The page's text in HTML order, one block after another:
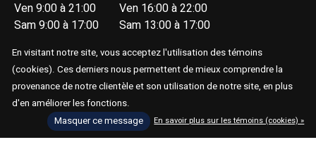
Ven 9:00 à 21:00
Sam 9:00 à 17:00
Ven 16:00 à 22:00
Sam 13:00 à 17:00
© Copyright 2026 Maïkan Aventure
En visitant notre site, vous acceptez l'utilisation des témoins
(cookies). Ces derniers nous permettent de mieux comprendre la
provenance de notre clientèle et son utilisation de notre site, en plus
d'en améliorer les fonctions.
Masquer ce message
En savoir plus sur les témoins (cookies) »